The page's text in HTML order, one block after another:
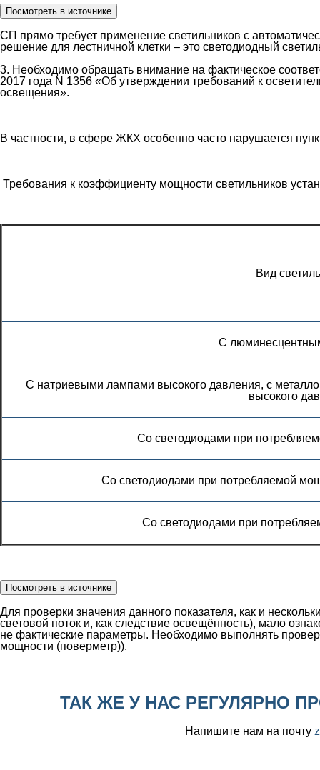
СП прямо требует применение светильников с
решение для лестничной клетки – это светодиодный
3. Необходимо обращать внимание на фактическое
2017 года N 1356 «Об утверждении требований к
освещения».
В частности, в сфере ЖКХ особенно часто нарушается
Требования к коэффициенту мощности светильников
Вид
С
С натриевыми лампами высокого давления, с
высокого
Со светодиодами при
Со светодиодами при потребляемой
Со светодиодами при
Для проверки значения данного показателя, как и
световой поток и, как следствие освещённость), мало
не фактические параметры. Необходимо выполнять
мощности (поверметр)).
ТАК ЖЕ У НАС РЕГУЛЯРНО
Напишите нам на почту